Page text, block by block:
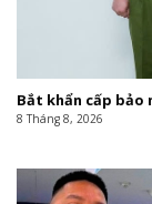
Bắt khẩn cấp bảo
8 Tháng 8, 2026